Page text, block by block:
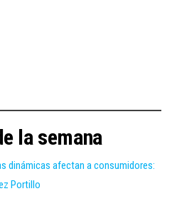
la semana
dinámicas afectan a consumidores:
Portillo